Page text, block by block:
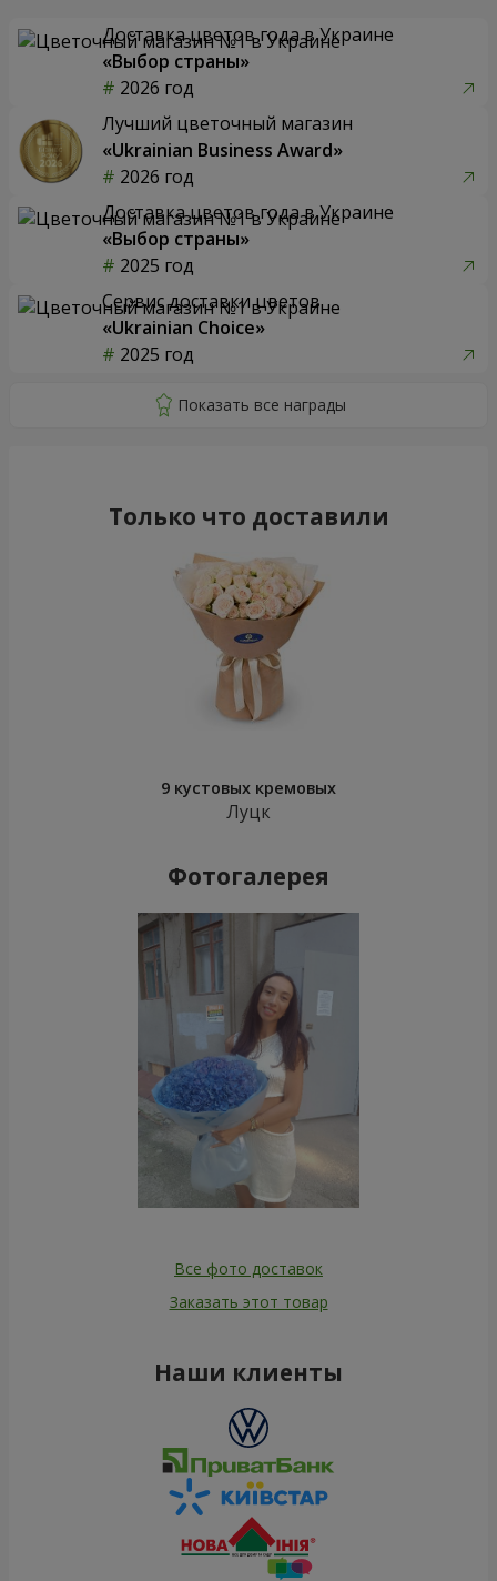
Доставка цветов года в Украине
«Выбор страны»
2026 год
Лучший цветочный магазин
«Ukrainian Business Award»
2026 год
Доставка цветов года в Украине
«Выбор страны»
2025 год
Сервис доставки цветов
«Ukrainian Choice»
2025 год
Только что доставили
9 кустовых кремовых
Луцк
Фотогалерея
Все фото доставок
Заказать этот товар
Наши клиенты